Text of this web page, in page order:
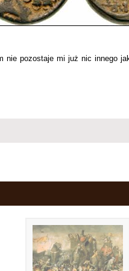
nie pozostaje mi już nic innego